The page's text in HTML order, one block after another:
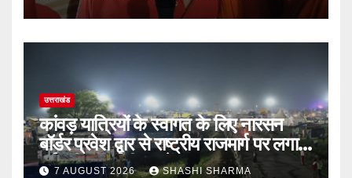
उत्तराखंड
कांवड़ यात्रियों के स्वागत के लिए नारसन
बॉर्डर प्रवेश द्वार से राष्ट्रीय राजमार्ग पर लगाई
गई रंगीन एलईडी लाइटें
7 AUGUST 2026 SHASHI SHARMA